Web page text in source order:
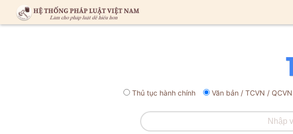
Thủ tục hành chính Văn bản / TCVN / QCVN